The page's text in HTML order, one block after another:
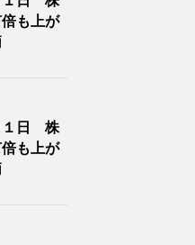
も上が
１日 株
も上が